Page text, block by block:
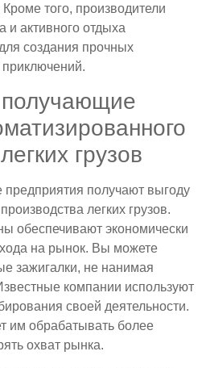
того, производители
и активного отдыха
создания прочных
приключений.
грузов
предприятия получают выгоду
легких грузов.
обеспечивают экономически
на рынок. Вы можете
зажигалки, не нанимая
компании используют
своей деятельности.
им обрабатывать более
охват рынка.